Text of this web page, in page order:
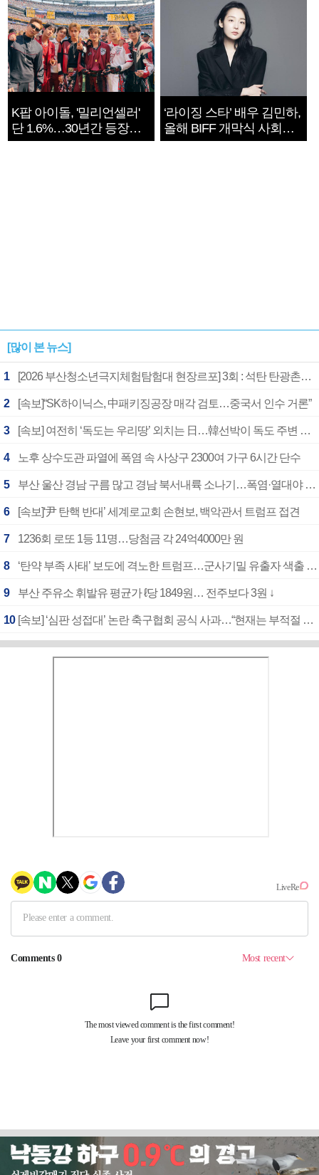
K팝 아이돌, '밀리언셀러'
단 1.6%…30년간 등장
1182개팀 전수조사
‘라이징 스타’ 배우 김민하,
올해 BIFF 개막식 사회자
확정
[많이 본 뉴스]
1 [2026 부산청소년극지체험탐험대 현장르포] 3회 : 석탄 탄광촌에서 북극 연구의 중심지로
2 [속보]“SK하이닉스, 中패키징공장 매각 검토…중국서 인수 거론”
3 [속보] 여전히 ‘독도는 우리땅’ 외치는 日…韓선박이 독도 주변 해양조사 활동하자 반발
4 노후 상수도관 파열에 폭염 속 사상구 2300여 가구 6시간 단수
5 부산 울산 경남 구름 많고 경남 북서내륙 소나기…폭염·열대야 계속
6 [속보]‘尹 탄핵 반대’ 세계로교회 손현보, 백악관서 트럼프 접견
7 1236회 로또 1등 11명…당첨금 각 24억4000만 원
8 ‘탄약 부족 사태’ 보도에 격노한 트럼프…군사기밀 유출자 색출 지시
9 부산 주유소 휘발유 평균가 ℓ당 1849원… 전주보다 3원 ↓
10 [속보] ‘심판 성접대’ 논란 축구협회 공식 사과…“현재는 부적절 행위 없어”